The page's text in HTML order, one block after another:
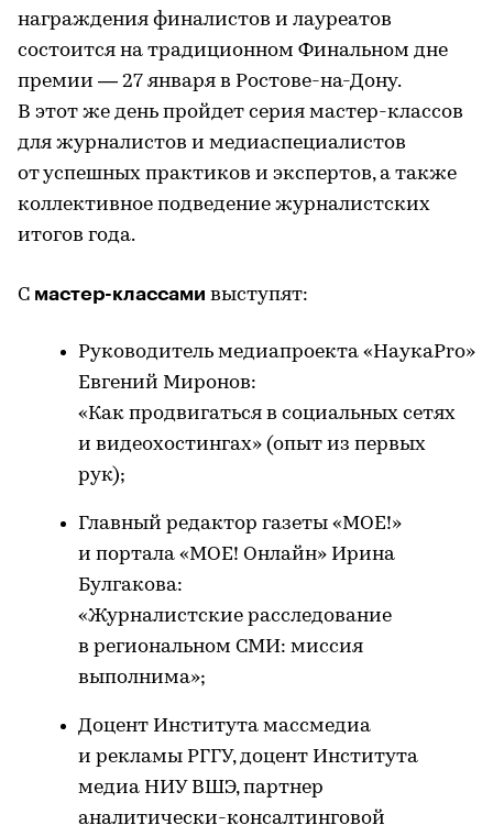
награждения финалистов и лауреатов
состоится на традиционном Финальном дне
премии — 27 января в Ростове-на-Дону.
В этот же день пройдет серия мастер-классов
для журналистов и медиаспециалистов
от успешных практиков и экспертов, а также
коллективное подведение журналистских
итогов года.
С мастер-классами выступят:
Руководитель медиапроекта «НаукаPro»
Евгений Миронов:
«Как продвигаться в социальных сетях
и видеохостингах» (опыт из первых
рук);
Главный редактор газеты «МОЕ!»
и портала «МОЕ! Онлайн» Ирина
Булгакова:
«Журналистские расследование
в региональном СМИ: миссия
выполнима»;
Доцент Института массмедиа
и рекламы РГГУ, доцент Института
медиа НИУ ВШЭ, партнер
аналитически-консалтинговой